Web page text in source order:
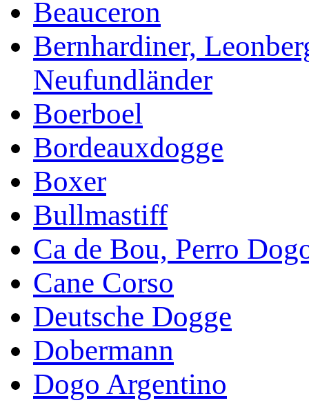
Beauceron
Bernhardiner,
Neufundländer
Boerboel
Bordeauxdogge
Boxer
Bullmastiff
Ca de Bou, Perro
Cane Corso
Deutsche Dogge
Dobermann
Dogo Argentino